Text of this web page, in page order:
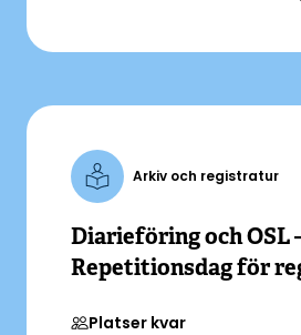
genomgång av JO-beslut
Arkiv och registratur
Diarieföring och OSL
Repetitionsdag för
Platser kvar